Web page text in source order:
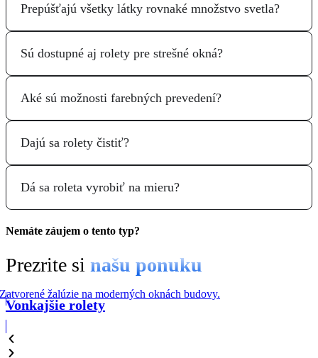
Prepúšťajú všetky látky rovnaké množstvo svetla?
Sú dostupné aj rolety pre strešné okná?
Aké sú možnosti farebných prevedení?
Dajú sa rolety čistiť?
Dá sa roleta vyrobiť na mieru?
Nemáte záujem o tento typ?
Prezrite si našu ponuku
Vonkajšie rolety